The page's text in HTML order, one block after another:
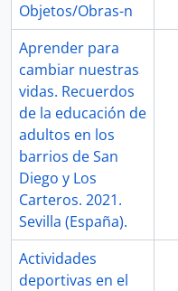
Objetos/Obras-n
Aprender para
cambiar nuestras
vidas. Recuerdos
de la educación de
adultos en los
barrios de San
Diego y Los
Carteros. 2021.
Sevilla (España).
Actividades
deportivas en el